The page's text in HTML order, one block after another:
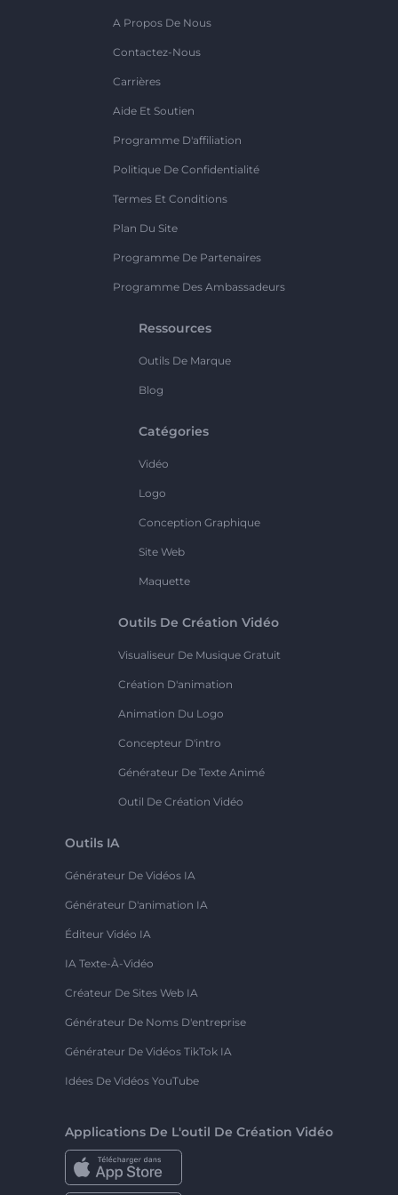
A Propos De Nous
Contactez-Nous
Carrières
Aide Et Soutien
Programme D'affiliation
Politique De Confidentialité
Termes Et Conditions
Plan Du Site
Programme De Partenaires
Programme Des Ambassadeurs
Ressources
Outils De Marque
Blog
Catégories
Vidéo
Logo
Conception Graphique
Site Web
Maquette
Outils De Création Vidéo
Visualiseur De Musique Gratuit
Création D'animation
Animation Du Logo
Concepteur D'intro
Générateur De Texte Animé
Outil De Création Vidéo
Outils IA
Générateur De Vidéos IA
Générateur D'animation IA
Éditeur Vidéo IA
IA Texte-À-Vidéo
Créateur De Sites Web IA
Générateur De Noms D'entreprise
Générateur De Vidéos TikTok IA
Idées De Vidéos YouTube
Applications De L'outil De Création Vidéo